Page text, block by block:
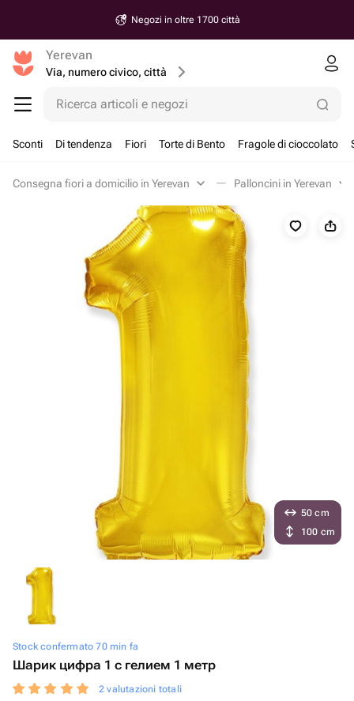
Negozi in oltre 1700 città
Yerevan
Via, numero civico, città
Ricerca articoli e negozi
Sconti Di tendenza Fiori Torte di Bento Fragole di cioccolato
Consegna fiori a domicilio in Yerevan Palloncini in Yerevan
Stock confermato 70 min fa
Шарик цифра 1 с гелием 1 метр
2 valutazioni totali
50 cm
100 cm